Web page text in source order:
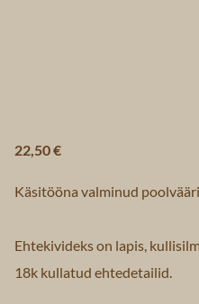
22,50 €
Käsitööna valminud
Ehtekivideks on lapis,
18k kullatud ehtedetailid.